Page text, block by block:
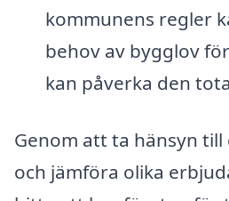
kommunens regler
behov av bygglov
kan påverka den
Genom att ta hänsyn
och jämföra olika